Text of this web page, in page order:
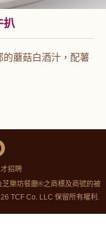
扒
蘑菇白酒汁，配薯
招聘
樂坊餐廳®之商標及商號的被
TCF Co. LLC 保留所有權利.